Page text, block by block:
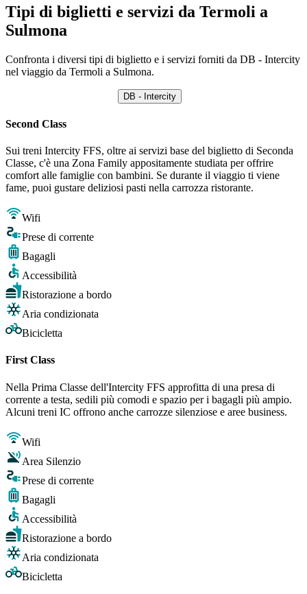
Tipi di biglietti e servizi da Termoli a
Sulmona
Confronta i diversi tipi di biglietto e i servizi forniti da DB - Intercity
nel viaggio da Termoli a Sulmona.
DB - Intercity
Second Class
Sui treni Intercity FFS, oltre ai servizi base del biglietto di Seconda
Classe, c'è una Zona Family appositamente studiata per offrire
comfort alle famiglie con bambini. Se durante il viaggio ti viene
fame, puoi gustare deliziosi pasti nella carrozza ristorante.
Wifi
Prese di corrente
Bagagli
Accessibilità
Ristorazione a bordo
Aria condizionata
Bicicletta
First Class
Nella Prima Classe dell'Intercity FFS approfitta di una presa di
corrente a testa, sedili più comodi e spazio per i bagagli più ampio.
Alcuni treni IC offrono anche carrozze silenziose e aree business.
Wifi
Area Silenzio
Prese di corrente
Bagagli
Accessibilità
Ristorazione a bordo
Aria condizionata
Bicicletta